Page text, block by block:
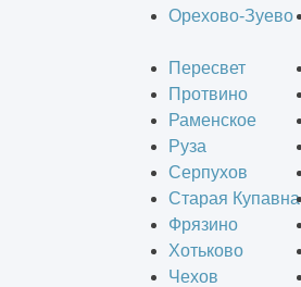
Орехово-Зуево
Пересвет
Протвино
Раменское
Руза
Серпухов
Старая Купавна
Фрязино
Хотьково
Чехов